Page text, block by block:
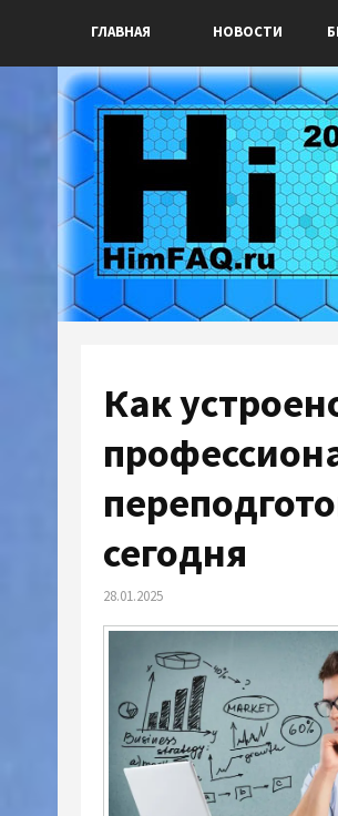
ГЛАВНАЯ НОВОСТИ
Как
сегодня
28.01.2025